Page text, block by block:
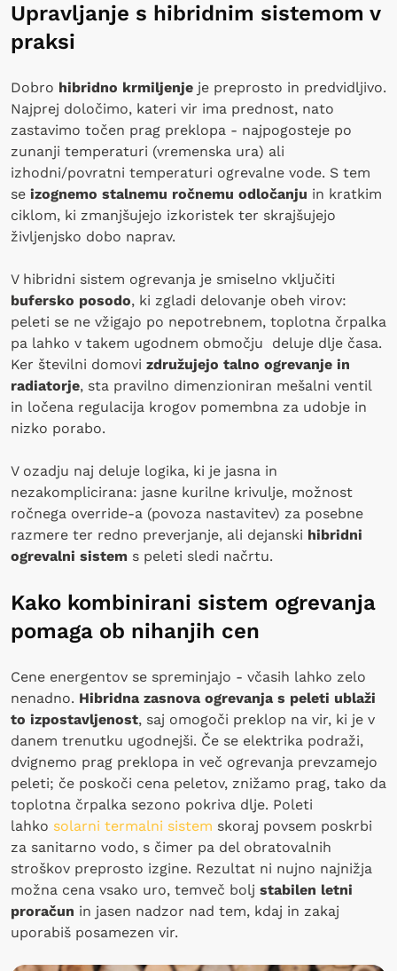
Upravljanje s hibridnim sistemom v
praksi
Dobro hibridno krmiljenje je preprosto in predvidljivo.
Najprej določimo, kateri vir ima prednost, nato
zastavimo točen prag preklopa - najpogosteje po
zunanji temperaturi (vremenska ura) ali
izhodni/povratni temperaturi ogrevalne vode. S tem
se izognemo stalnemu ročnemu odločanju in kratkim
ciklom, ki zmanjšujejo izkoristek ter skrajšujejo
življenjsko dobo naprav.
V hibridni sistem ogrevanja je smiselno vključiti
bufersko posodo, ki zgladi delovanje obeh virov:
peleti se ne vžigajo po nepotrebnem, toplotna črpalka
pa lahko v takem ugodnem območju deluje dlje časa.
Ker številni domovi združujejo talno ogrevanje in
radiatorje, sta pravilno dimenzioniran mešalni ventil
in ločena regulacija krogov pomembna za udobje in
nizko porabo.
V ozadju naj deluje logika, ki je jasna in
nezakomplicirana: jasne kurilne krivulje, možnost
ročnega override-a (povoza nastavitev) za posebne
razmere ter redno preverjanje, ali dejanski hibridni
ogrevalni sistem s peleti sledi načrtu.
Kako kombinirani sistem ogrevanja
pomaga ob nihanjih cen
Cene energentov se spreminjajo - včasih lahko zelo
nenadno. Hibridna zasnova ogrevanja s peleti ublaži
to izpostavljenost, saj omogoči preklop na vir, ki je v
danem trenutku ugodnejši. Če se elektrika podraži,
dvignemo prag preklopa in več ogrevanja prevzamejo
peleti; če poskoči cena peletov, znižamo prag, tako da
toplotna črpalka sezono pokriva dlje. Poleti
lahko solarni termalni sistem skoraj povsem poskrbi
za sanitarno vodo, s čimer pa del obratovalnih
stroškov preprosto izgine. Rezultat ni nujno najnižja
možna cena vsako uro, temveč bolj stabilen letni
proračun in jasen nadzor nad tem, kdaj in zakaj
uporabiš posamezen vir.